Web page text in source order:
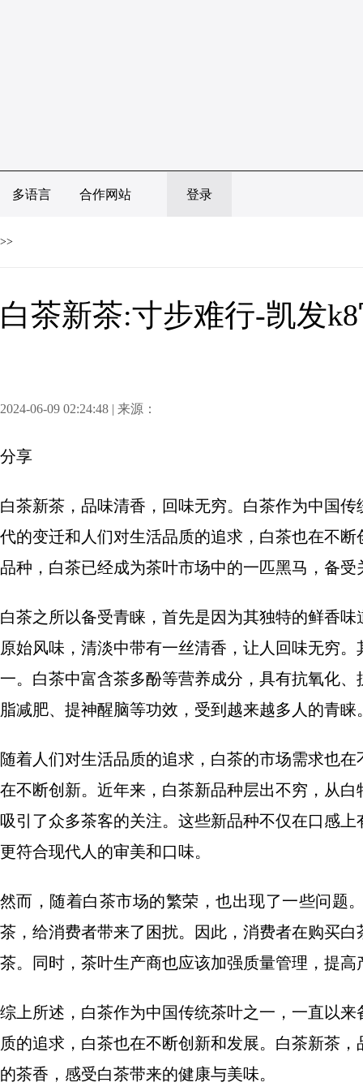
多语言 合作网站 登录
>>
白茶新茶:寸步难行-凯发
2024-06-09 02:24:48 | 来源：
分享
白茶新茶，品味清香，回味无穷。白茶作为中国
代的变迁和人们对生活品质的追求，白茶也在不
品种，白茶已经成为茶叶市场中的一匹黑马，备受
白茶之所以备受青睐，首先是因为其独特的鲜香
原始风味，清淡中带有一丝清香，让人回味无穷
一。白茶中富含茶多酚等营养成分，具有抗氧化
脂减肥、提神醒脑等功效，受到越来越多人的青睐
随着人们对生活品质的追求，白茶的市场需求也
在不断创新。近年来，白茶新品种层出不穷，从
吸引了众多茶客的关注。这些新品种不仅在口感
更符合现代人的审美和口味。
然而，随着白茶市场的繁荣，也出现了一些问题
茶，给消费者带来了困扰。因此，消费者在购买
茶。同时，茶叶生产商也应该加强质量管理，提
综上所述，白茶作为中国传统茶叶之一，一直以
质的追求，白茶也在不断创新和发展。白茶新茶
的茶香，感受白茶带来的健康与美味。